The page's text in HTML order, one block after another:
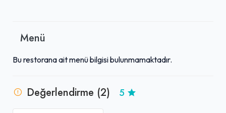
Menü
Bu restorana ait menü bilgisi bulunmamaktadır.
Değerlendirme (2) 5